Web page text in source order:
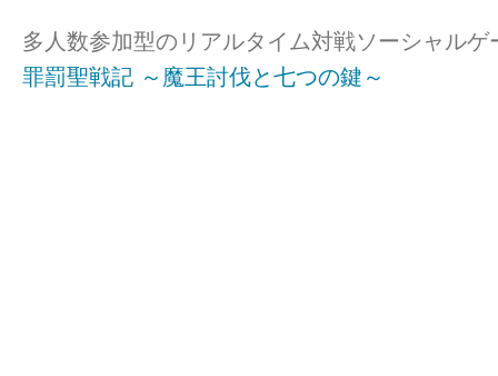
多人数参加型のリアルタイム対戦ソーシャルゲ
罪罰聖戦記 ～魔王討伐と七つの鍵～